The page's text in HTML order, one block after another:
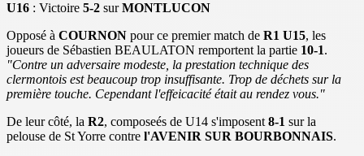
U16 : Victoire 5-2 surMONTLUCON
Opposé à COURNON pour ce premier match de R1 U15, les
joueurs de Sébastien BEAULATON remportent la partie 10-1.
"Contre un adversaire modeste, la prestation technique des
clermontois est beaucoup trop insuffisante. Trop de déchets sur la
première touche. Cependant l'effeicacité était au rendez vous."
De leur côté, la R2, composeés de U14 s'imposent 8-1 sur la
pelouse de St Yorre contre l'AVENIR SUR BOURBONNAIS.